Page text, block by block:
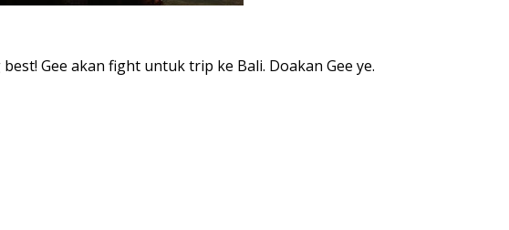
Gee akan fight untuk trip ke Bali. Doakan Gee ye.